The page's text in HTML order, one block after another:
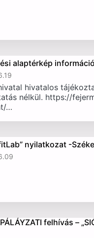
alaptérkép
hivatalos
nélkül. https://
…
nyilatkozat -
felhívás –